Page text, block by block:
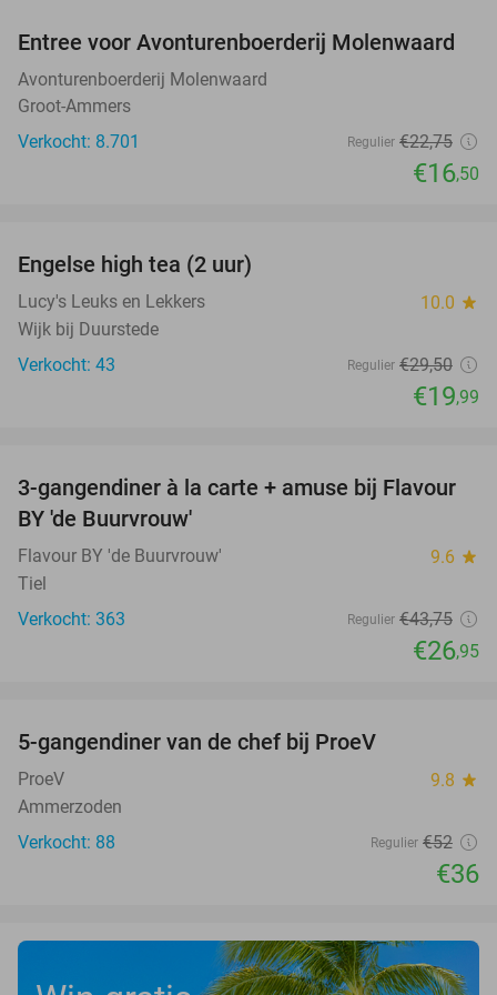
27%
Entree voor Avonturenboerderij Molenwaard
Avonturenboerderij Molenwaard
Groot-Ammers
Verkocht: 8.701
Regulier €22,75
€16,50
Engelse high tea (2 uur)
Lucy's Leuks en Lekkers 10.0 star
Wijk bij Duurstede
Verkocht: 43
Regulier €29,50
€19,99
38%
3-gangendiner à la carte + amuse bij Flavour
BY 'de Buurvrouw'
Flavour BY 'de Buurvrouw' 9.6 star
Tiel
Verkocht: 363
Regulier €43,75
€26,95
5-gangendiner van de chef bij ProeV
ProeV 9.8 star
Ammerzoden
Verkocht: 88
Regulier €52
€36